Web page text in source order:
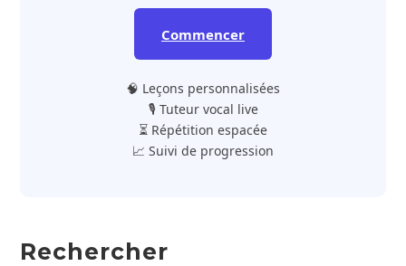
Commencer
🧠 Leçons personnalisées
🎙️ Tuteur vocal live
⏳ Répétition espacée
📈 Suivi de progression
Rechercher